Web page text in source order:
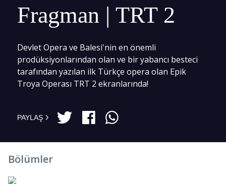
Fragman | TRT 2
Devlet Opera ve Balesi'nin en önemli
prodüksiyonlarından olan ve bir yabancı besteci
tarafından yazılan ilk Türkçe opera olan Epik
Troya Operası TRT 2 ekranlarında!
PAYLAŞ
Bölümler